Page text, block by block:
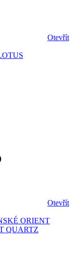
Otevřít
Otevřít
ORIENT
QUARTZ